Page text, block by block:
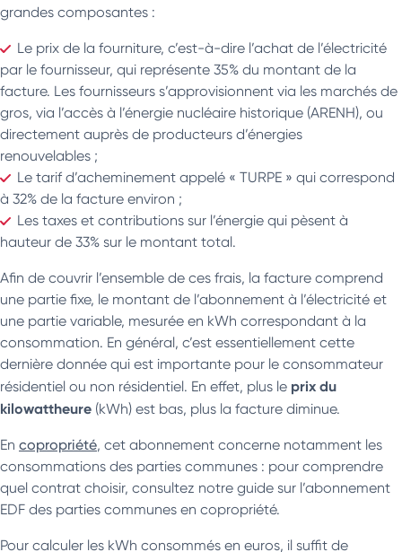
grandes composantes :
Le prix de la fourniture, c’est-à-dire l’achat de l’électricité
par le fournisseur, qui représente 35% du montant de la
facture. Les fournisseurs s’approvisionnent via les marchés de
gros, via l’accès à l’énergie nucléaire historique (ARENH), ou
directement auprès de producteurs d’énergies
renouvelables ;
Le tarif d’acheminement appelé « TURPE » qui correspond
à 32% de la facture environ ;
Les taxes et contributions sur l’énergie qui pèsent à
hauteur de 33% sur le montant total.
Afin de couvrir l’ensemble de ces frais, la facture comprend
une partie fixe, le montant de l’abonnement à l’électricité et
une partie variable, mesurée en kWh correspondant à la
consommation. En général, c’est essentiellement cette
dernière donnée qui est importante pour le consommateur
résidentiel ou non résidentiel. En effet, plus le prix du
kilowattheure (kWh) est bas, plus la facture diminue.
En copropriété, cet abonnement concerne notamment les
consommations des parties communes : pour comprendre
quel contrat choisir, consultez notre guide sur l’abonnement
EDF des parties communes en copropriété.
Pour calculer les kWh consommés en euros, il suffit de